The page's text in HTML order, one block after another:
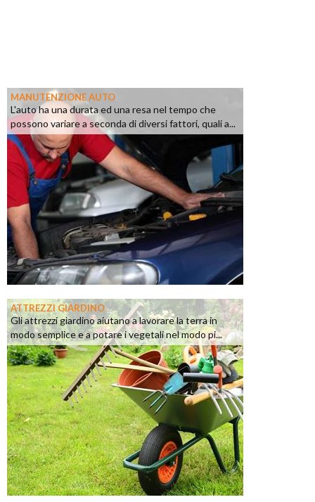
MANUTENZIONE AUTO
L'auto ha una durata ed una resa nel tempo che
possono variare a seconda di diversi fattori, quali a...
ATTREZZI GIARDINO
Gli attrezzi giardino aiutano a lavorare la terra in
modo semplice e a potare i vegetali nel modo pi...